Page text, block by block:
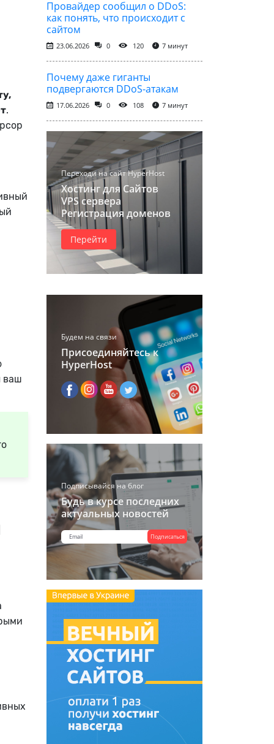
.
ваш
Провайдер сообщил о DDoS:
как понять, что происходит с
сайтом
23.06.2026 0 120 7 минут
Почему даже гиганты
подвергаются DDoS-атакам
17.06.2026 0 108 7 минут
Переходи на сайт HyperHost
Хостинг для Сайтов
VPS сервера
Регистрация доменов
Перейти
Будем на связи
Присоединяйтесь к
HyperHost
Подписывайся на блог
Будь в курсе последних
актуальных новостей
Подписаться